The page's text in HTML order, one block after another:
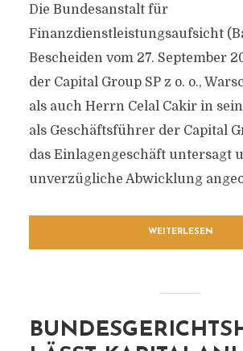
Die Bundesanstalt für
Finanzdienstleistungsaufsicht
Bescheiden vom 27. September
der Capital Group SP z o. o.,
als auch Herrn Celal Cakir in
als Geschäftsführer der Capital
das Einlagengeschäft untersagt
unverzügliche Abwicklung
WEITERLESEN